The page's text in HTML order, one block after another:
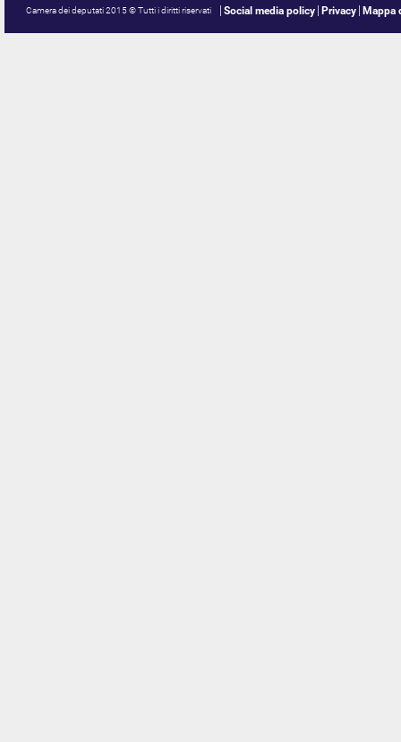
Camera dei deputati 2015 © Tutti i diritti riservati Social media policy Privacy Mappa